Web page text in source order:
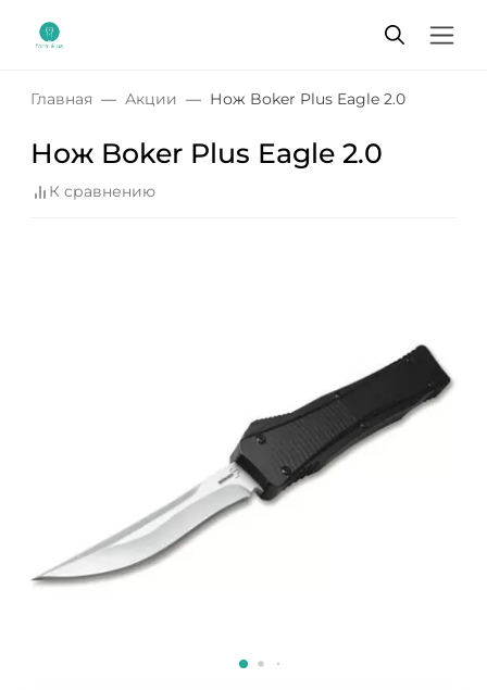
Главная Акции Нож Boker Plus Eagle 2.0
Нож Boker Plus Eagle 2.0
К сравнению